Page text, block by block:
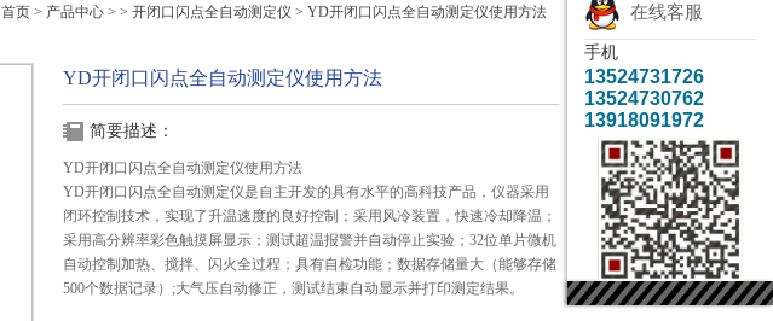
首页 > 产品中心 > > 开闭口闪点全自动测定仪 > YD开闭口闪点全自动测定仪使用方法
YD开闭口闪点全自动测定仪使用方法
简要描述：
YD开闭口闪点全自动测定仪使用方法
YD开闭口闪点全自动测定仪是自主开发的具有水平的高科技产品，仪器采用
闭环控制技术，实现了升温速度的良好控制；采用风冷装置，快速冷却降温；
采用高分辨率彩色触摸屏显示；测试超温报警并自动停止实验；32位单片微机
自动控制加热、搅拌、闪火全过程；具有自检功能；数据存储量大（能够存储
500个数据记录）;大气压自动修正，测试结束自动显示并打印测定结果。
在线客服
手机
13524731726
13524730762
13918091972